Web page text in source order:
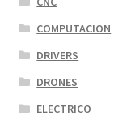
COMPUTACION
DRIVERS
DRONES
ELECTRICO